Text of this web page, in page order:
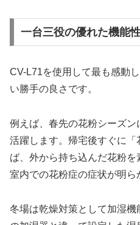
一台三役の優れた機能
CV-L71を使用して最も感動
い勝手の良さです。
例えば、春先の花粉シーズ
活躍します。帰宅後すぐに
ば、外から持ち込んだ花粉を
室内での花粉症の症状が明ら
冬場は乾燥対策として加湿